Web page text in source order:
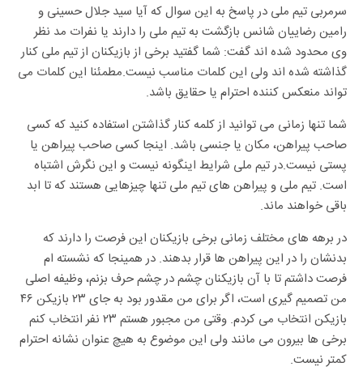
سرمربی تیم ملی در پاسخ به این سوال که آیا سید جلال حسینی و
رامین رضاییان شانس بازگشت به تیم ملی را دارند یا نفرات مد نظر
وی محدود شده اند گفت: شما گفتید برخی از بازیکنان از تیم ملی کنار
گذاشته شده اند ولی این کلمات مناسب نیست.مطمئنا این کلمات می
تواند منعکس کننده احترام یا حقایق باشد.
شما تنها زمانی می توانید از کلمه کنار گذاشتن استفاده کنید که کسی
صاحب پیراهن، مکان یا جنسی باشد. اینجا کسی صاحب پیراهن یا
پستی نیست.در تیم ملی شرایط اینگونه نیست و این نگرش اشتباه
است. تیم ملی و پیراهن های تیم ملی تنها چیزهایی هستند که تا ابد
باقی خواهند ماند.
در برهه های مختلف زمانی برخی بازیکنان این فرصت را دارند که
بدنشان را در این پیراهن ها قرار بدهند. در همینجا که نشسته ام
فرصت داشتم تا با آن بازیکنان چشم در چشم حرف بزنم، وظیفه اصلی
من تصمیم گیری است، اگر برای من مقدور بود به جای ۲۳ بازیکن ۴۶
بازیکن انتخاب می کردم. وقتی من مجبور هستم ۲۳ نفر انتخاب کنم
برخی ها بیرون می مانند ولی این موضوع به هیچ عنوان نشانه احترام
کمتر نیست.